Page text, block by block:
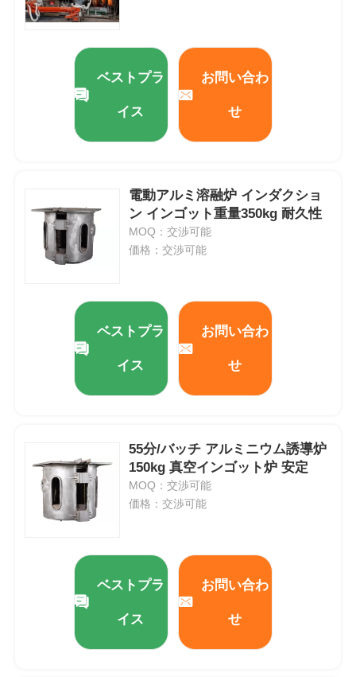
家
プロダクト
VRショー
品質管理
私達に連絡しなさい
ニュース
ベストプラ
イス
お問い合わ
せ
電動アルミ溶融炉 インダクショ
ン インゴット重量350kg 耐久性
MOQ：交渉可能
価格：交渉可能
ベストプラ
イス
お問い合わ
せ
55分/バッチ アルミニウム誘導炉
150kg 真空インゴット炉 安定
MOQ：交渉可能
価格：交渉可能
ベストプラ
イス
お問い合わ
せ